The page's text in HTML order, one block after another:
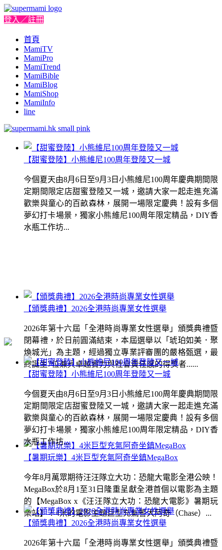
登入／註冊
首頁
MamiTV
MamiPro
MamiTrend
MamiBible
MamiBlog
MamiShop
MamiInfo
line
【甜蜜登陸】小熊維尼100周年登陸又一城
今個夏天由8月6日至9月3日小熊維尼100周年慶典期間限
定期間限定店甜蜜登陸又一城，邀請大家一起走進充滿
歡樂與童心的百畝森林，展開一場限定慶典！設有多個
夢幻打卡場景，獨家小熊維尼100周年限定精品，DIY香
水瓶工作坊...
【頒獎典禮】2026全港時尚專業女性選舉
2026年第十六屆「全港時尚專業女性選舉」頒獎典禮暨
閉幕禮，於日前圓滿結束，本屆選舉以「琥珀如美．聚
煥城光」為主題，經過獨立專業評審團的嚴格甄選，最
終誕生7位兼具卓越實力與社會責任感的得獎者......
【暑期玩樂】4米巨型充氣阿奇坐鎮MegaBox
今年8月萬眾期待汪汪隊立大功：恐龍大電影全港公映！
MegaBox於8月1至31日隆重呈獻全港首個以電影為主題
的【MegaBox x《汪汪隊立大功：恐龍大電影》暑期玩
樂站】！4米的電影主題巨型充氣警犬阿奇（Chase）...
【甜蜜登陸】小熊維尼100周年登陸又一城
今個夏天由8月6日至9月3日小熊維尼100周年慶典期間限
定期間限定店甜蜜登陸又一城，邀請大家一起走進充滿
歡樂與童心的百畝森林，展開一場限定慶典！設有多個
夢幻打卡場景，獨家小熊維尼100周年限定精品，DIY香
水瓶工作坊...
【頒獎典禮】2026全港時尚專業女性選舉
2026年第十六屆「全港時尚專業女性選舉」頒獎典禮暨